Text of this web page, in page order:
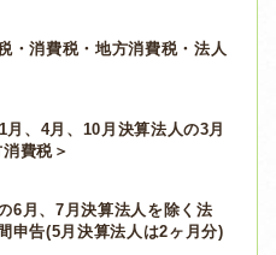
・消費税・地方消費税・法人
、4月、10月決算法人の3月
費税＞
6月、7月決算法人を除く法
申告(5月決算法人は2ヶ月分)